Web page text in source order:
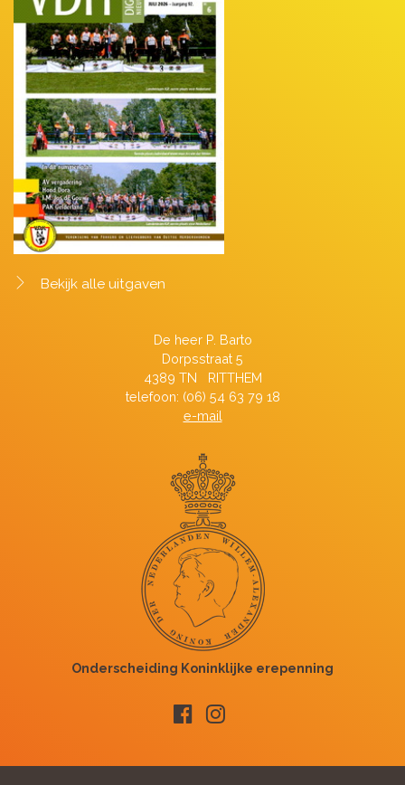
Bekijk alle uitgaven
De heer P. Barto
Dorpsstraat 5
4389 TN RITTHEM
telefoon: (06) 54 63 79 18
e-mail